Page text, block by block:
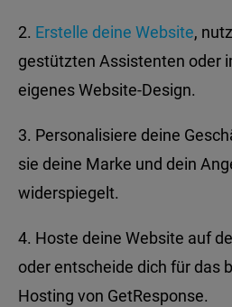
Erstelle deine Website,
gestützten Assistenten oder
eigenes Website-Design.
Personalisiere deine
sie deine Marke und dein
widerspiegelt.
Hoste deine Website auf
oder entscheide dich für das
Hosting von GetResponse.